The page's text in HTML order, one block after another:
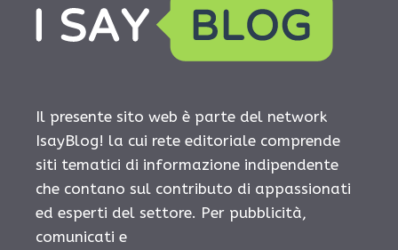
Il presente sito web è parte del network
IsayBlog! la cui rete editoriale comprende
siti tematici di informazione indipendente
che contano sul contributo di appassionati
ed esperti del settore. Per pubblicità,
comunicati e